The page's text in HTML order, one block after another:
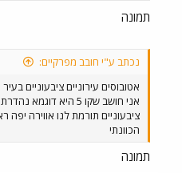
תמונה
נכתב ע"י חובב מפרקיים:
אטובוסים עירוניים ציבעוניים בעיר
אני חושב שקו 5 היא
ציבעוניים תורמת לנו אווירה
הכוונתי
תמונה